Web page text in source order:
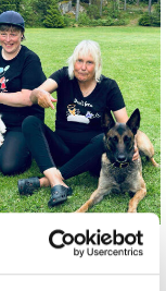
föreläsning
med banor